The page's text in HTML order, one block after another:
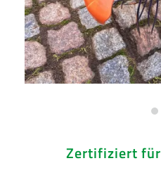
Zertifiziert